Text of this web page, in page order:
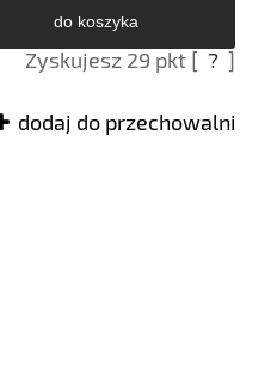
do koszyka
Zyskujesz 29 pkt [ ? ]
dodaj do przechowalni